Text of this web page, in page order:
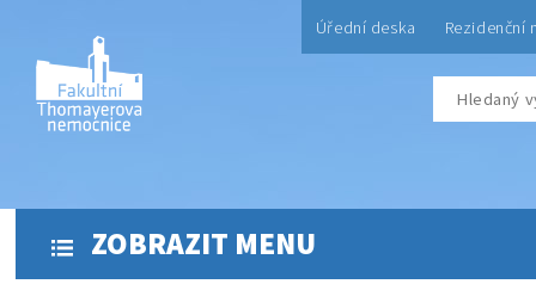
Úřední deska Rezidenční
ZOBRAZIT MENU